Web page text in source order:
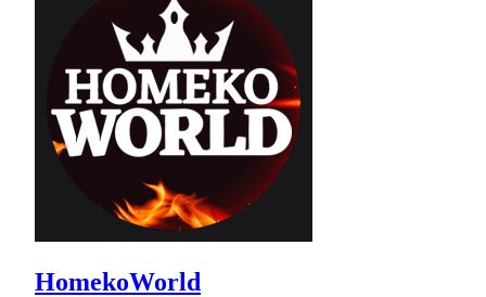
HomekoWorld